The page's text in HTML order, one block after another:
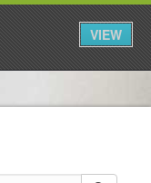
VIEW